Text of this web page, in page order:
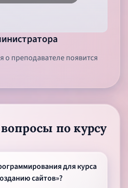
преподавателе появится
по курсу
для курса
сайтов»?